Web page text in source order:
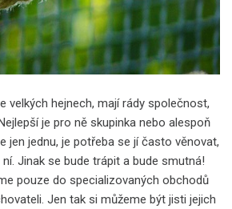
velkých hejnech, mají rády společnost,
je pro ně skupinka nebo alespoň
jen jednu, je potřeba se jí často věnovat,
Jinak se bude trápit a bude smutná!
pouze do specializovaných obchodů
Jen tak si můžeme být jisti jejich